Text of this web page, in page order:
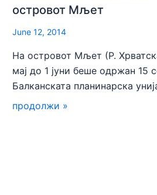
островот Мљет
June 12, 2014
На островот Мљет (Р.
мај до 1 јуни беше одржан 15
Балканската планинарска
продолжи »